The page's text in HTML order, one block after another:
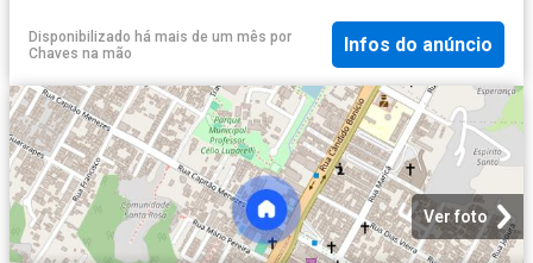
Disponibilizado há mais de um mês por
Chaves na mão
Infos do anúncio
Ver foto